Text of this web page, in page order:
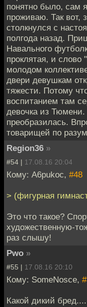
понятно было, сам
проживаю. Так вот,
столкнулся с
полгода назад.
Навального
проклятая, и слово
молодом
двери девушкам
тяжести. Потому
воспитанием там
девочка из Тюмени.
преобразилась.
товарищей по
Region36 »
#54 | 17.08.16 20:04
Кому: A6pukoc, #48
> (фигурная
Это что такое?
художественную-
раз слышу!
Pwo »
#55 | 17.08.16 20:10
Кому: SomeNosce,
Какой дикий